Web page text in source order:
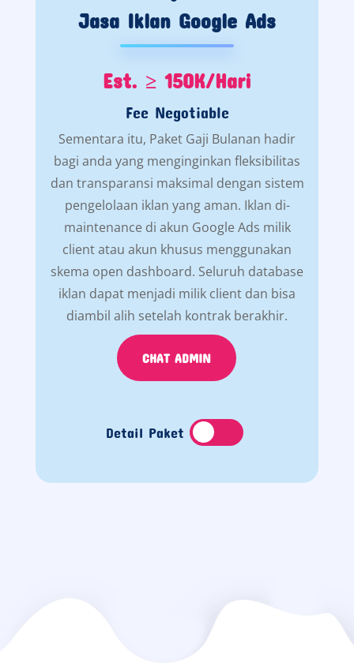
Jasa Iklan Google Ads
Est. ≥ 150K/Hari
Fee Negotiable
Sementara itu, Paket Gaji Bulanan hadir
bagi anda yang menginginkan fleksibilitas
dan transparansi maksimal dengan sistem
pengelolaan iklan yang aman. Iklan di-
maintenance di akun Google Ads milik
client atau akun khusus menggunakan
skema open dashboard. Seluruh database
iklan dapat menjadi milik client dan bisa
diambil alih setelah kontrak berakhir.
CHAT ADMIN
Detail Paket